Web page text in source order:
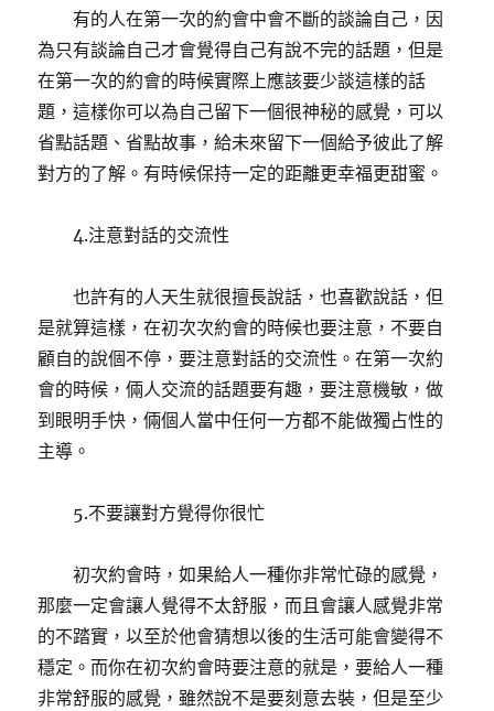
有的人在第一次的約會中會不斷的談論自己，因
為只有談論自己才會覺得自己有說不完的話題，但是
在第一次的約會的時候實際上應該要少談這樣的話
題，這樣你可以為自己留下一個很神秘的感覺，可以
省點話題、省點故事，給未來留下一個給予彼此了解
對方的了解。有時候保持一定的距離更幸福更甜蜜。
4.注意對話的交流性
也許有的人天生就很擅長說話，也喜歡說話，但
是就算這樣，在初次次約會的時候也要注意，不要自
顧自的說個不停，要注意對話的交流性。在第一次約
會的時候，倆人交流的話題要有趣，要注意機敏，做
到眼明手快，倆個人當中任何一方都不能做獨占性的
主導。
5.不要讓對方覺得你很忙
初次約會時，如果給人一種你非常忙碌的感覺，
那麼一定會讓人覺得不太舒服，而且會讓人感覺非常
的不踏實，以至於他會猜想以後的生活可能會變得不
穩定。而你在初次約會時要注意的就是，要給人一種
非常舒服的感覺，雖然說不是要刻意去裝，但是至少